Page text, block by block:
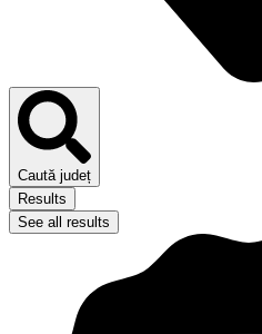
Caută județ
Results
See all results